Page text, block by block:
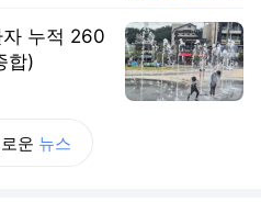
자 누적 260
합)
운 뉴스